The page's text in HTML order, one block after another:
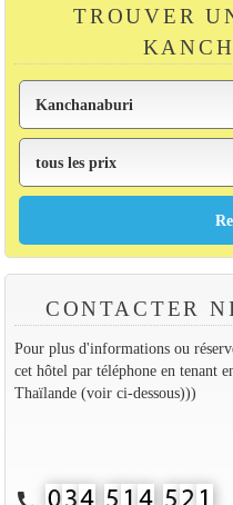
TROUVER
CONTACTER
Pour plus d'informations ou
cet hôtel par téléphone en tenant
Thaïlande (voir ci-dessous)))